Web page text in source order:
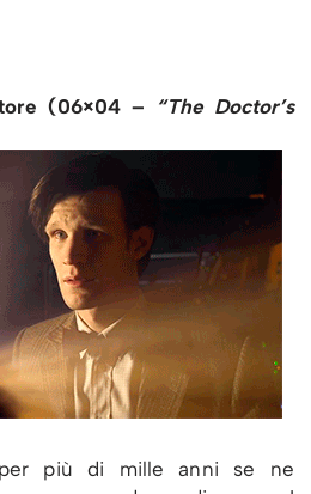
(06×04 –
“The Doctor’s
per più di mille anni se ne